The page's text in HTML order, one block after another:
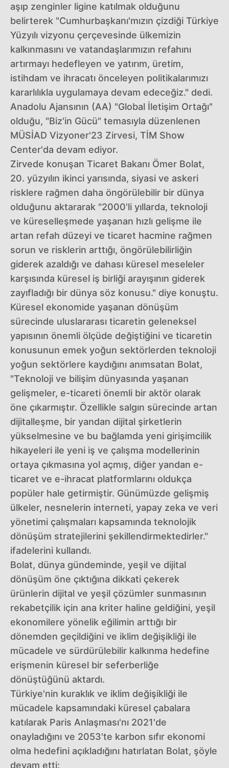
aşıp zenginler ligine katılmak olduğunu
belirterek "Cumhurbaşkanı'mızın çizdiği Türkiye
Yüzyılı vizyonu çerçevesinde ülkemizin
kalkınmasını ve vatandaşlarımızın refahını
artırmayı hedefleyen ve yatırım, üretim,
istihdam ve ihracatı önceleyen politikalarımızı
kararlılıkla uygulamaya devam edeceğiz." dedi.
Anadolu Ajansının (AA) "Global İletişim Ortağı"
olduğu, "Biz'in Gücü" temasıyla düzenlenen
MÜSİAD Vizyoner'23 Zirvesi, TİM Show
Center'da devam ediyor.
Zirvede konuşan Ticaret Bakanı Ömer Bolat,
20. yüzyılın ikinci yarısında, siyasi ve askeri
risklere rağmen daha öngörülebilir bir dünya
olduğunu aktararak "2000'li yıllarda, teknoloji
ve küreselleşmede yaşanan hızlı gelişme ile
artan refah düzeyi ve ticaret hacmine rağmen
sorun ve risklerin arttığı, öngörülebilirliğin
giderek azaldığı ve dahası küresel meseleler
karşısında küresel iş birliği arayışının giderek
zayıfladığı bir dünya söz konusu." diye konuştu.
Küresel ekonomide yaşanan dönüşüm
sürecinde uluslararası ticaretin geleneksel
yapısının önemli ölçüde değiştiğini ve ticaretin
konusunun emek yoğun sektörlerden teknoloji
yoğun sektörlere kaydığını anımsatan Bolat,
"Teknoloji ve bilişim dünyasında yaşanan
gelişmeler, e-ticareti önemli bir aktör olarak
öne çıkarmıştır. Özellikle salgın sürecinde artan
dijitalleşme, bir yandan dijital şirketlerin
yükselmesine ve bu bağlamda yeni girişimcilik
hikayeleri ile yeni iş ve çalışma modellerinin
ortaya çıkmasına yol açmış, diğer yandan e-
ticaret ve e-ihracat platformlarını oldukça
popüler hale getirmiştir. Günümüzde gelişmiş
ülkeler, nesnelerin interneti, yapay zeka ve veri
yönetimi çalışmaları kapsamında teknolojik
dönüşüm stratejilerini şekillendirmektedirler."
ifadelerini kullandı.
Bolat, dünya gündeminde, yeşil ve dijital
dönüşüm öne çıktığına dikkati çekerek
ürünlerin dijital ve yeşil çözümler sunmasının
rekabetçilik için ana kriter haline geldiğini, yeşil
ekonomilere yönelik eğilimin arttığı bir
dönemden geçildiğini ve iklim değişikliği ile
mücadele ve sürdürülebilir kalkınma hedefine
erişmenin küresel bir seferberliğe
dönüştüğünü aktardı.
Türkiye'nin kuraklık ve iklim değişikliği ile
mücadele kapsamındaki küresel çabalara
katılarak Paris Anlaşması'nı 2021'de
onayladığını ve 2053'te karbon sıfır ekonomi
olma hedefini açıkladığını hatırlatan Bolat, şöyle
devam etti: